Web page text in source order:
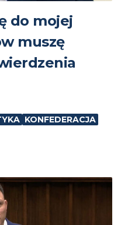
do mojej
muszę
KONFEDERACJA